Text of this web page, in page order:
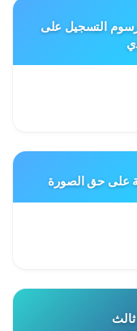
التسجيل على
على حق الصورة